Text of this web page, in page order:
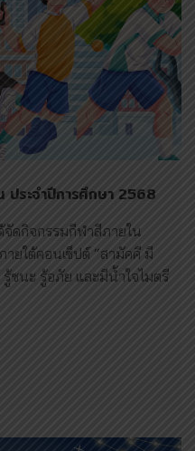
ประจำปีการศึกษา 2568
ดกิจกรรมกีฬาสีภายใน
ยใต้คอนเซ็ปต์ “สามัคคี มี
ชนะ รู้อภัย และมีน้ำใจไมตรี